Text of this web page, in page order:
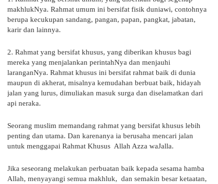
makhlukNya. Rahmat umum ini bersifat fisik duniawi, contohnya
berupa kecukupan sandang, pangan, papan, pangkat, jabatan,
karir dan lainnya.
2. Rahmat yang bersifat khusus, yang diberikan khusus bagi
mereka yang menjalankan perintahNya dan menjauhi
laranganNya. Rahmat khusus ini bersifat rahmat baik di dunia
maupun di akherat, misalnya kemudahan berbuat baik, hidayah
jalan yang lurus, dimuliakan masuk surga dan diselamatkan dari
api neraka.
Seorang muslim memandang rahmat yang bersifat khusus lebih
penting dan utama. Dan karenanya ia berusaha mencari jalan
untuk menggapai Rahmat Khusus Allah Azza waJalla.
Jika seseorang melakukan perbuatan baik kepada sesama hamba
Allah, menyayangi semua makhluk, dan semakin besar ketaatan,